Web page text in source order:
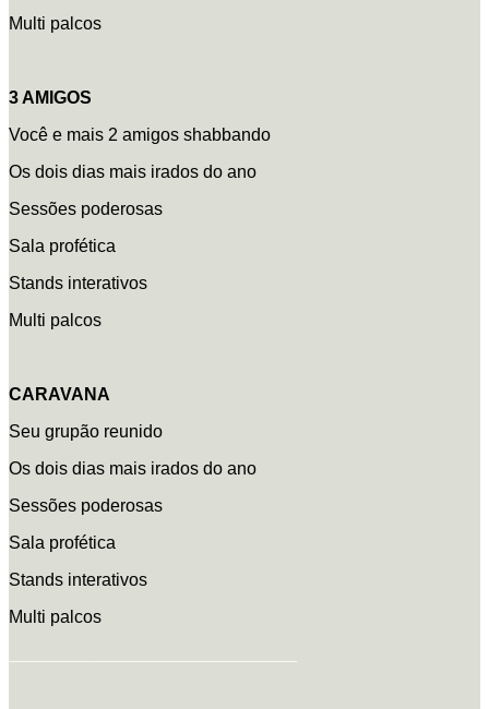
Multi palcos
3 AMIGOS
Você e mais 2 amigos shabbando
Os dois dias mais irados do ano
Sessões poderosas
Sala profética
Stands interativos
Multi palcos
CARAVANA
Seu grupão reunido
Os dois dias mais irados do ano
Sessões poderosas
Sala profética
Stands interativos
Multi palcos